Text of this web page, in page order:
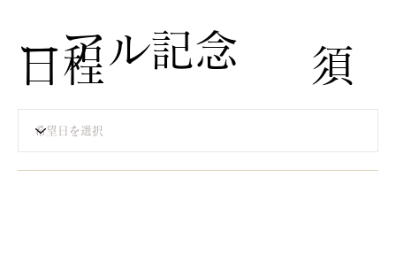
須​
日程
ーアル記念